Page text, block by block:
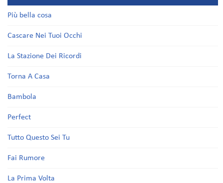
Più bella cosa
Cascare Nei Tuoi Occhi
La Stazione Dei Ricordi
Torna A Casa
Bambola
Perfect
Tutto Questo Sei Tu
Fai Rumore
La Prima Volta